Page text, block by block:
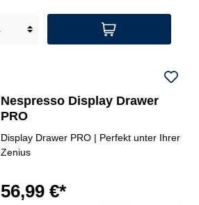
Nespresso Display Drawer
PRO
Display Drawer PRO | Perfekt unter Ihrer
Zenius
56,99 €*